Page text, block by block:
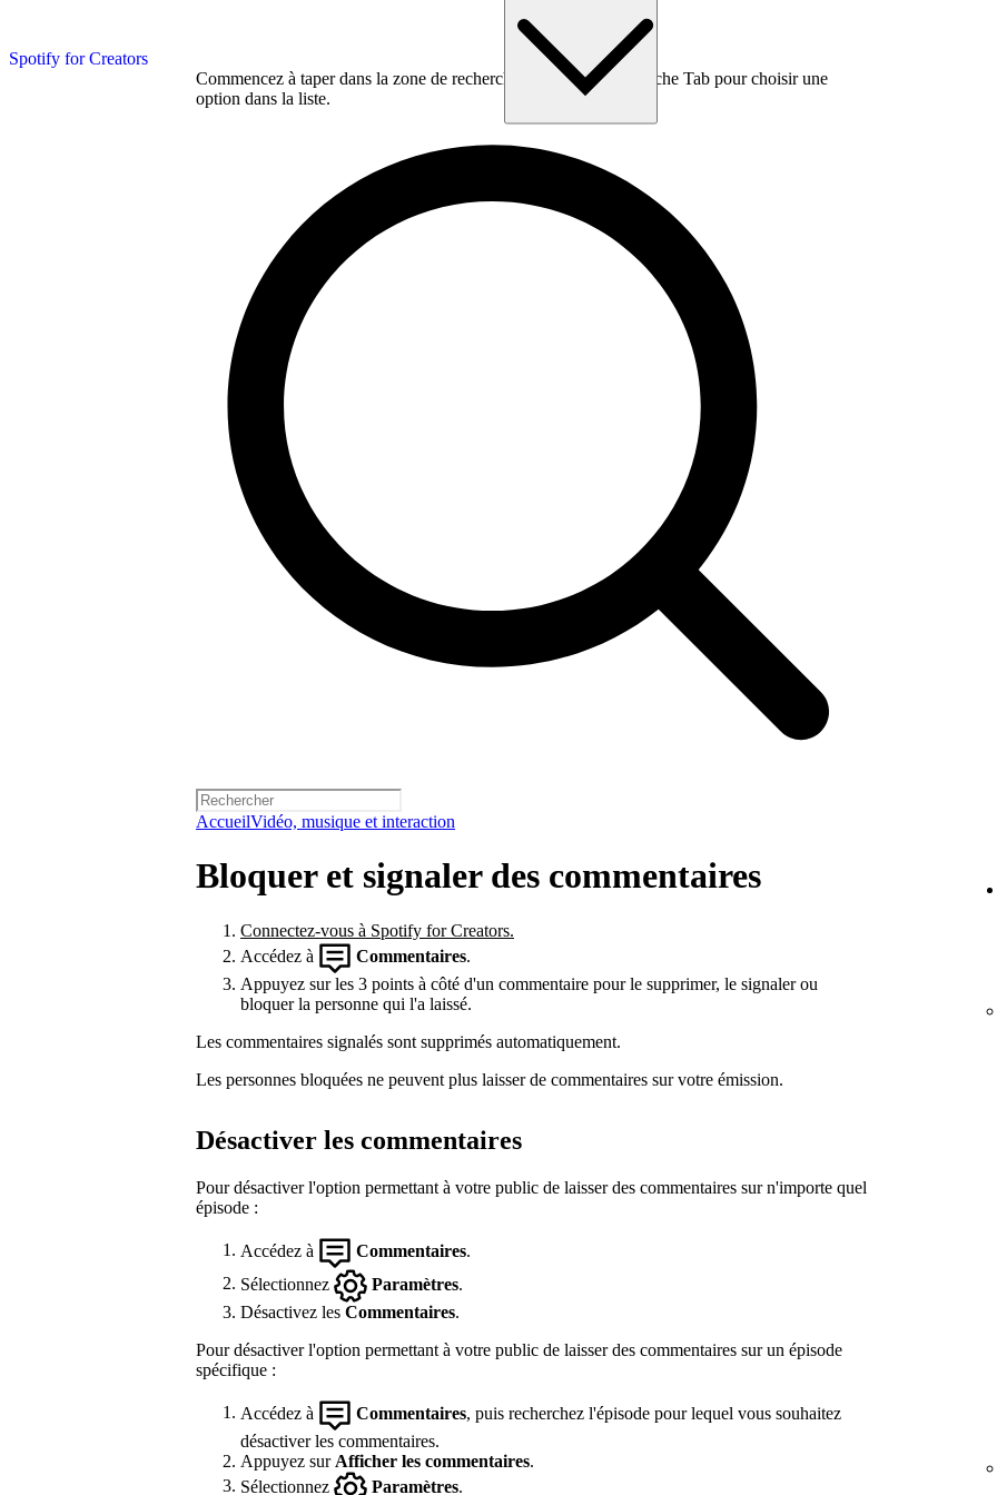
Spotify for Creators
Commencez à taper dans la zone de recherche, puis utilisez la touche Tab pour choisir une
option dans la liste.
AccueilVidéo, musique et interaction
Bloquer et signaler des commentaires
Connectez-vous à Spotify for Creators.
Accédez à
Commentaires.
Appuyez sur les 3 points à côté d'un commentaire pour le supprimer, le signaler ou
bloquer la personne qui l'a laissé.
Les commentaires signalés sont supprimés automatiquement.
Les personnes bloquées ne peuvent plus laisser de commentaires sur votre émission.
Désactiver les commentaires
Pour désactiver l'option permettant à votre public de laisser des commentaires sur n'importe quel
épisode :
Accédez à Commentaires
Sélectionnez
Paramètres
Désactivez les Commentaires.
Pour désactiver l'option permettant à votre public de laisser des commentaires sur un épisode
spécifique :
Accédez à Commentaires , puis recherchez l'épisode pour lequel vous souhaitez
désactiver les commentaires.
Appuyez sur Afficher les commentaires.
Sélectionnez
Paramètres